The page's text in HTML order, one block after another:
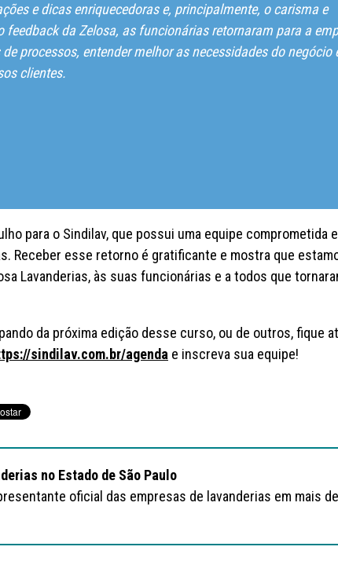
e dicas enriquecedoras e, principalmente, o carisma e
feedback da Zelosa, as funcionárias retornaram para a
processos, entender melhor as necessidades do negócio
clientes.
para o Sindilav, que possui uma equipe comprometida
Receber esse retorno é gratificante e mostra que
Lavanderias, às suas funcionárias e a todos que
da próxima edição desse curso, ou de outros, fique
sindilav.com.br/agenda e inscreva sua equipe!
no Estado de São Paulo
oficial das empresas de lavanderias em mais